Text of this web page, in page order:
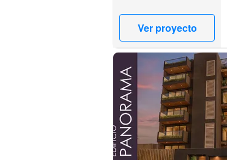
Ver proyecto